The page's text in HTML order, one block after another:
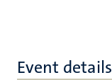
Event details